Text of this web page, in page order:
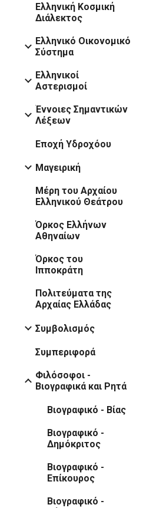
Ελληνική Κοσμική
Διάλεκτος
Ελληνικό Οικονομικό
Σύστημα
Ελληνικοί
Αστερισμοί
Έννοιες Σημαντικών
Λέξεων
Εποχή Υδροχόου
Μαγειρική
Μέρη του Αρχαίου
Ελληνικού Θεάτρου
Όρκος Ελλήνων
Αθηναίων
Όρκος του
Ιπποκράτη
Πολιτεύματα της
Αρχαίας Ελλάδας
Συμβολισμός
Συμπεριφορά
Φιλόσοφοι -
Βιογραφικά και Ρητά
Βιογραφικό - Βίας
Βιογραφικό -
Δημόκριτος
Βιογραφικό -
Επίκουρος
Βιογραφικό -